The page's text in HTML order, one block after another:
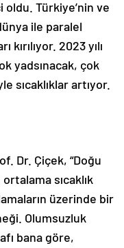
oldu. Türkiye’nin ve
ile paralel
2023 yılı
yadsınacak, çok
sıcaklıklar artıyor.
Dr. Çiçek, “Doğu
sıcaklık
üzerinde bir
Olumsuzluk
bana göre,